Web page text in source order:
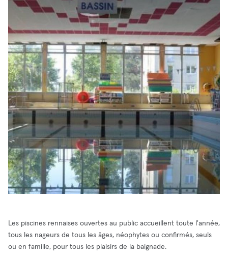
Les piscines rennaises ouvertes au public accueillent toute l'année,
tous les nageurs de tous les âges, néophytes ou confirmés, seuls
ou en famille, pour tous les plaisirs de la baignade.